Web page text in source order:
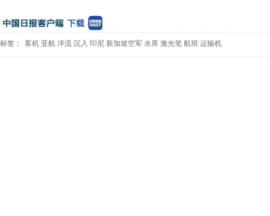
标签： 客机 亚航 洋流 沉入 印尼 新加坡空军 水库 激光笔 航班 运输机